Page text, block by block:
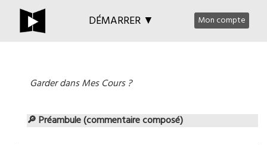
DÉMARRER ▼ Mon compte
Garder dans Mes Cours ?
🔎 Préambule (commentaire composé)